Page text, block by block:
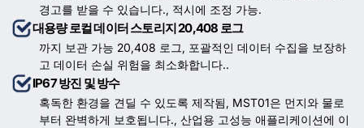
경고를 받을 수 있습니다., 적시에 조정 가능.
대용량 로컬 데이터 스토리지 20,408 로그
까지 보관 가능 20,408 로그, 포괄적인 데이터 수집을 보장하
고 데이터 손실 위험을 최소화합니다..
IP67 방진 및 방수
혹독한 환경을 견딜 수 있도록 제작됨, MST01은 먼지와 물로
부터 완벽하게 보호됩니다., 산업용 고성능 애플리케이션에 이